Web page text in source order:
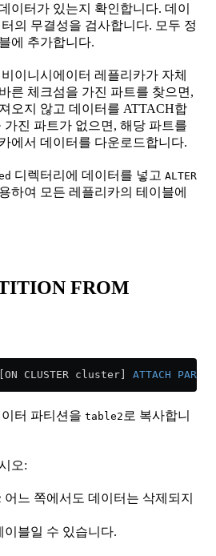
이터가 있는지 확인합니다. 데이
의 무결성을 검사합니다. 모두 정
에 추가합니다.
이니시에이터 레플리카가 자체
른 체크섬을 가진 파트를 찾으면,
오지 않고 데이터를 ATTACH합
진 파트가 없으면, 해당 파트를
에서 데이터를 다운로드합니다.
디렉터리에 데이터를 넣고 ALTER
하여 모든 레플리카의 테이블에
FROM
CLUSTER cluster] ATTACH
터 파티션을 table2 로 복사합니
오:
어느 쪽에서도 데이터는 삭제되지
이블일 수 있습니다.